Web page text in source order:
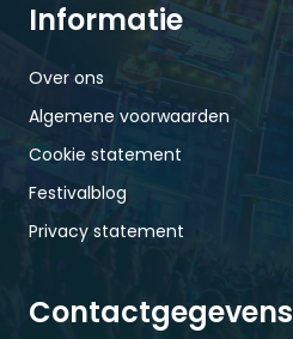
Informatie
Over ons
Algemene voorwaarden
Cookie statement
Festivalblog
Privacy statement
Contactgegevens